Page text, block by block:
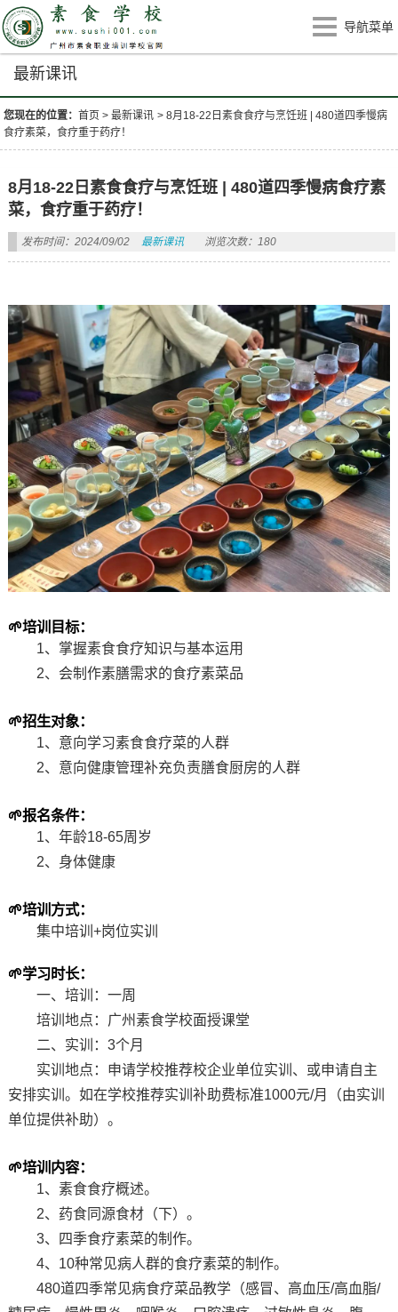
导航菜单
最新课讯
您现在的位置：首页 >最新课讯 >8月18-22日素食食疗与烹饪班 | 480道四季慢病
食疗素菜，食疗重于药疗！
8月18-22日素食食疗与烹饪班 | 480道四季慢病食疗素
菜，食疗重于药疗！
发布时间：2024/09/02 最新课讯 浏览次数：180
🌱培训目标：
1、掌握素食食疗知识与基本运用
2、会制作素膳需求的食疗素菜品
🌱招生对象：
1、意向学习素食食疗菜的人群
2、意向健康管理补充负责膳食厨房的人群
🌱报名条件：
1、年龄18-65周岁
2、身体健康
🌱培训方式：
集中培训+岗位实训
🌱学习时长：
一、培训：一周
培训地点：广州素食学校面授课堂
二、实训：3个月
实训地点：申请学校推荐校企业单位实训、或申请自主
安排实训。如在学校推荐实训补助费标准1000元/月（由实训
单位提供补助）。
🌱培训内容：
1、素食食疗概述。
2、药食同源食材（下）。
3、四季食疗素菜的制作。
4、10种常见病人群的食疗素菜的制作。
480道四季常见病食疗菜品教学（感冒、高血压/高血脂/